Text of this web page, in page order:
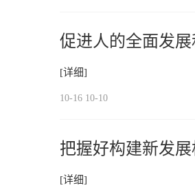
促进人的全面发
[详细]
10-16 10-10
把握好构建新发
[详细]